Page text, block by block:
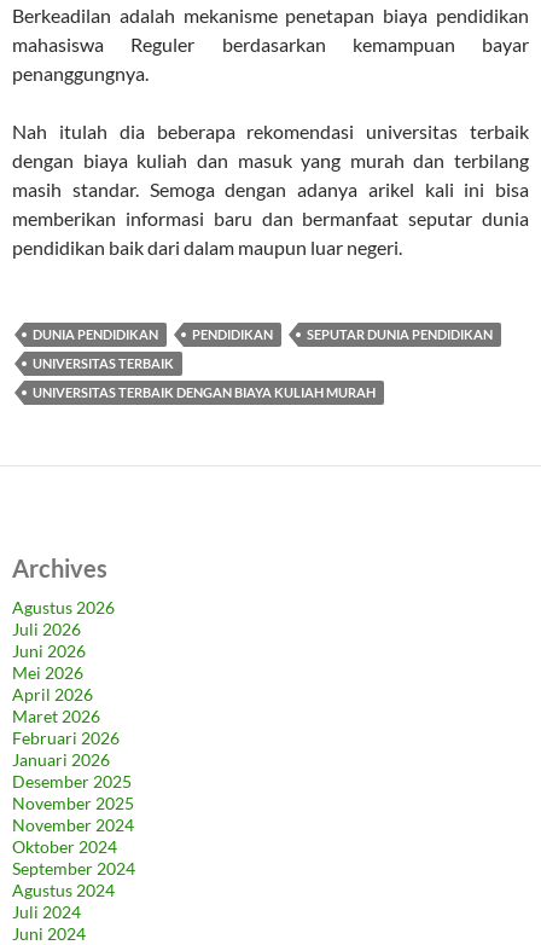
Berkeadilan adalah mekanisme penetapan biaya pendidikan
mahasiswa Reguler berdasarkan kemampuan bayar
penanggungnya.
Nah itulah dia beberapa rekomendasi universitas terbaik
dengan biaya kuliah dan masuk yang murah dan terbilang
masih standar. Semoga dengan adanya arikel kali ini bisa
memberikan informasi baru dan bermanfaat seputar dunia
pendidikan baik dari dalam maupun luar negeri.
DUNIA PENDIDIKAN PENDIDIKAN
SEPUTAR DUNIA PENDIDIKAN
UNIVERSITAS TERBAIK
UNIVERSITAS TERBAIK DENGAN BIAYA KULIAH MURAH
Archives
Agustus 2026
Juli 2026
Juni 2026
Mei 2026
April 2026
Maret 2026
Februari 2026
Januari 2026
Desember 2025
November 2025
November 2024
Oktober 2024
September 2024
Agustus 2024
Juli 2024
Juni 2024